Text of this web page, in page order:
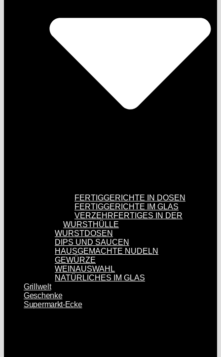
FERTIGGERICHTE IN DOSEN
FERTIGGERICHTE IM GLAS
VERZEHRFERTIGES IN DER
WURSTHÜLLE
WURSTDOSEN
DIPS UND SAUCEN
HAUSGEMACHTE NUDELN
GEWÜRZE
WEINAUSWAHL
NATÜRLICHES IM GLAS
Grillwelt
Geschenke
Supermarkt-Ecke